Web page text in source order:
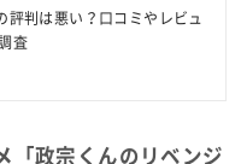
評判は悪い？口コミやレビュ
査
「政宗くんのリベンジ